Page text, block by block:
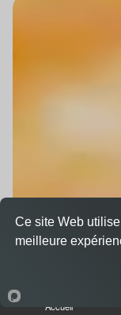
Accueil
Ce site Web
meilleure